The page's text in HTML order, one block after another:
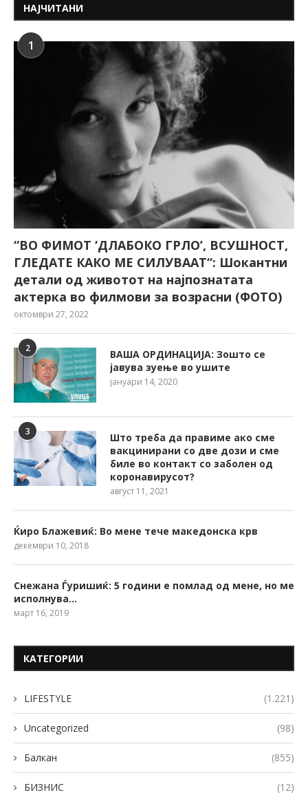
НАЈЧИТАНИ
1
“ВО ФИМОТ ‘ДЛАБОКО ГРЛО’, ВСУШНОСТ,
ГЛЕДАТЕ КАКО МЕ СИЛУВААТ“: Шокантни
детали од животот на најпознатата
актерка во филмови за возрасни (ФОТО)
октомври 27, 2022
2
ВАША ОРДИНАЦИЈА: Зошто се
јавува зуење во ушите
јануари 14, 2020
3
Што треба да правиме ако сме
вакцинирани со две дози и сме
биле во контакт со заболен од
коронавирусот?
август 11, 2021
Ќиро Блажевиќ: Во мене тече македонска крв
декември 10, 2018
Снежана Ѓуришиќ: 5 години е помлад од мене, но ме
исполнува…
март 16, 2019
КАТЕГОРИИ
LIFESTYLE (1.221)
Uncategorized (98)
Балкан (855)
БИЗНИС (12)